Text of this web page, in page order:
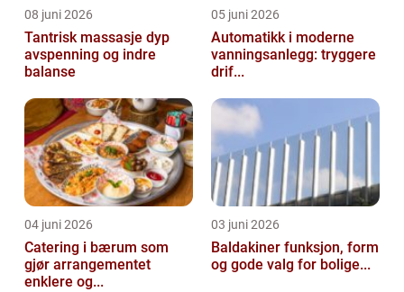
08 juni 2026
Tantrisk massasje dyp
avspenning og indre
balanse
05 juni 2026
Automatikk i moderne
vanningsanlegg: tryggere
drif...
04 juni 2026
Catering i bærum som
gjør arrangementet
enklere og...
03 juni 2026
Baldakiner funksjon, form
og gode valg for bolige...